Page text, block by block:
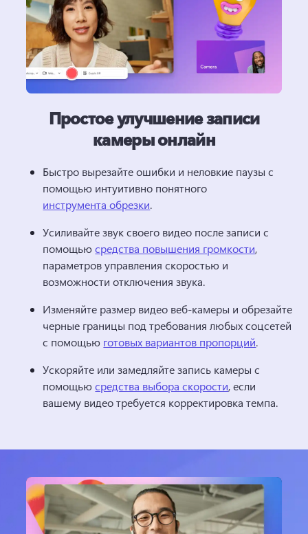
Простое улучшение записи
камеры онлайн
Быстро вырезайте ошибки и неловкие паузы с
помощью интуитивно понятного
инструмента обрезки.
Усиливайте звук своего видео после записи с
помощью средства повышения громкости,
параметров управления скоростью и
возможности отключения звука.
Изменяйте размер видео веб-камеры и обрезайте
черные границы под требования любых соцсетей
с помощью готовых вариантов пропорций.
Ускоряйте или замедляйте запись камеры с
помощью средства выбора скорости, если
вашему видео требуется корректировка темпа.